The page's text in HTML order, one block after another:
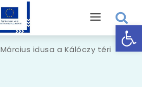
Március idusa a Kálóczy téri